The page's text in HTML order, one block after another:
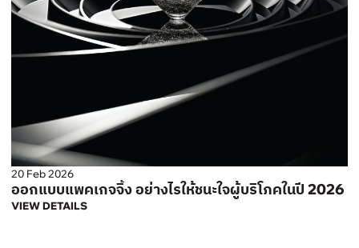
20 Feb 2026
ออกแบบแพคเกจจิ้ง อย่างไรให้ชนะใจผู้บริโภคในปี 2026
VIEW DETAILS